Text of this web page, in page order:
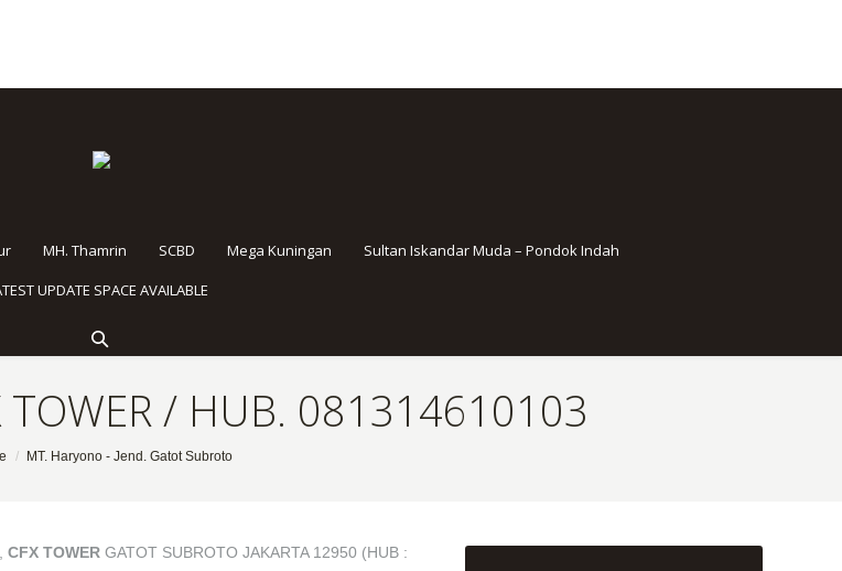
MH. Thamrin SCBD Mega Kuningan
Sultan Iskandar Muda – Pondok Indah
UPDATE SPACE AVAILABLE
TOWER / HUB. 081314610103
MT. Haryono - Jend. Gatot Subroto
CFX TOWER GATOT SUBROTO JAKARTA 12950 (HUB :